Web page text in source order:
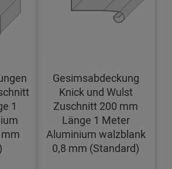
1
Gesimsabdeckung
Knick und Wulst
Zuschnitt 200 mm
Länge 1 Meter
Aluminium walzblank
0,8 mm (Standard)